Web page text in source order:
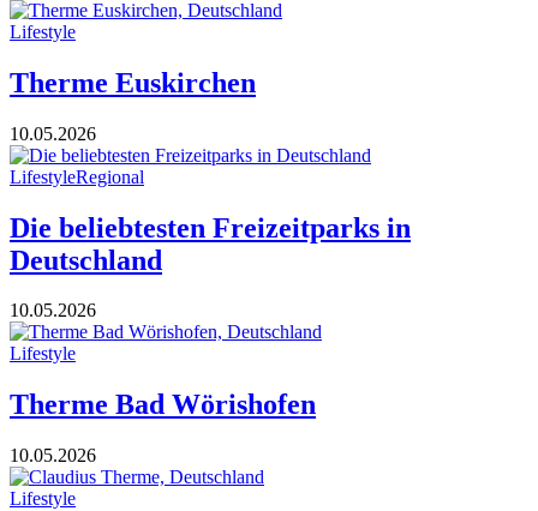
Lifestyle
Therme Euskirchen
10.05.2026
LifestyleRegional
Die beliebtesten Freizeitparks in
Deutschland
10.05.2026
Lifestyle
Therme Bad Wörishofen
10.05.2026
Lifestyle